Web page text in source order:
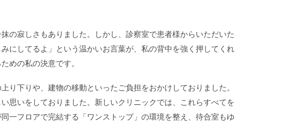
の寂しさもありました。しかし、診察室で患者様からいただいた
にしてるよ」という温かいお言葉が、私の背中を強く押してくれ
めの私の決意です。
り下りや、建物の移動といったご負担をおかけしておりました。
思いをしておりました。新しいクリニックでは、これらすべてを
一フロアで完結する「ワンストップ」の環境を整え、待合室もゆ